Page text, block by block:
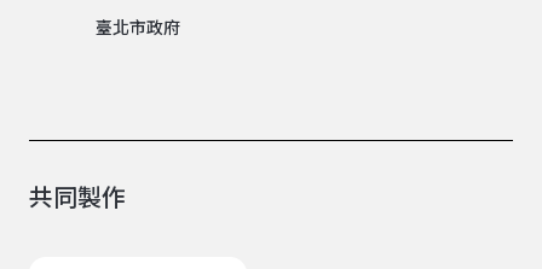
臺北市政府
共同製作